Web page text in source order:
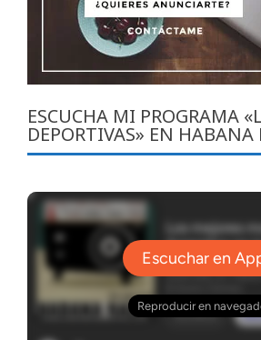
ESCUCHA MI PROGRAMA
DEPORTIVAS» EN HABANA